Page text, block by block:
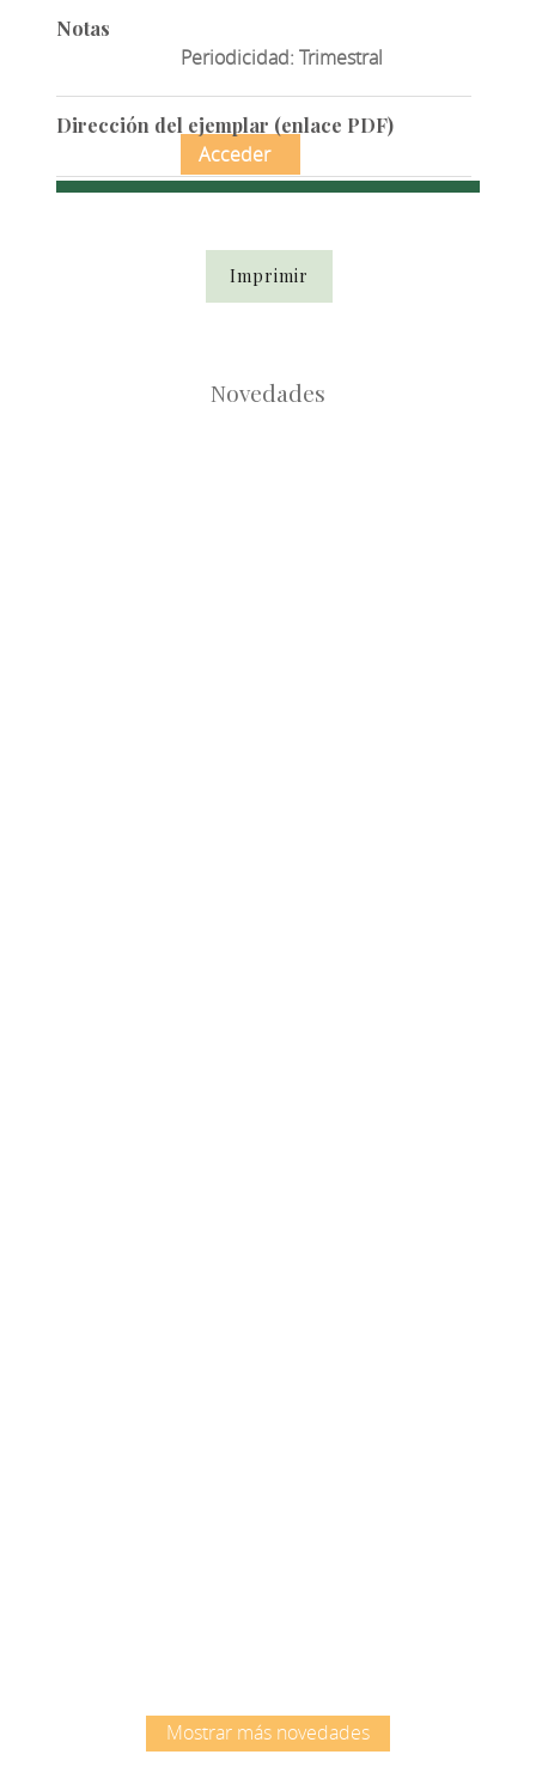
Notas
Periodicidad: Trimestral
Dirección del ejemplar (enlace PDF)
Acceder
Imprimir
Novedades
Mostrar más novedades